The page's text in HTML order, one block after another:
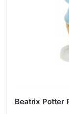
Beatrix Potter